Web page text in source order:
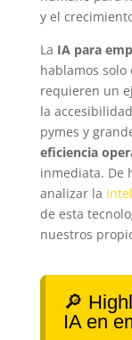
y el
La IA para
hablamos
requieren un
la
pymes y
eficiencia
inmediata. De
analizar la
de esta
nuestros
🔎
IA en